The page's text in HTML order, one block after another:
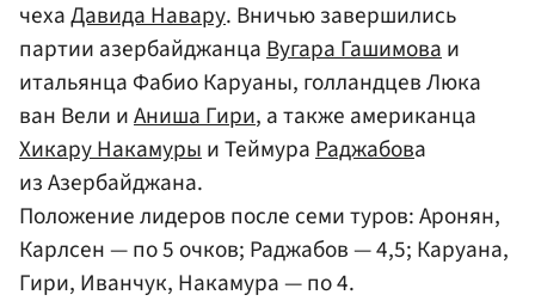
чехаДавида Навару. Вничью завершились
партии азербайджанцаВугара Гашимоваи
итальянца Фабио Каруаны, голландцев Люка
ван Вели иАниша Гири, а также американца
Хикару Накамурыи ТеймураРаджабова
из Азербайджана.
Положение лидеров после семи туров: Аронян,
Карлсен — по 5 очков; Раджабов — 4,5; Каруана,
Гири, Иванчук, Накамура — по 4.